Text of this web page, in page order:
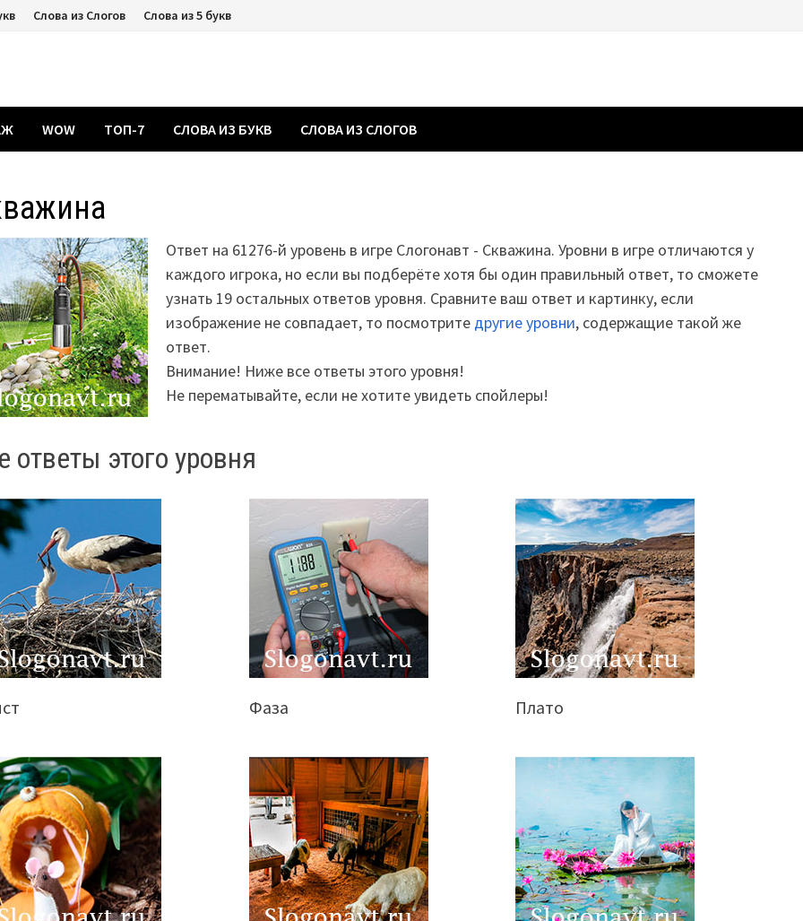
Слова из Слогов Слова из 5 букв
WOW ТОП-7 СЛОВА ИЗ БУКВ СЛОВА ИЗ СЛОГОВ
Ответ на 61276-й уровень в игре Слогонавт - Скважина. Уровни в игре отличаются у
каждого игрока, но если вы подберёте хотя бы один правильный ответ, то сможете
узнать 19 остальных ответов уровня. Сравните ваш ответ и картинку, если
изображение не совпадает, то посмотрите другие уровни, содержащие такой же
ответ.
Внимание! Ниже все ответы этого уровня!
Не перематывайте, если не хотите увидеть спойлеры!
ответы этого уровня
Фаза Плато